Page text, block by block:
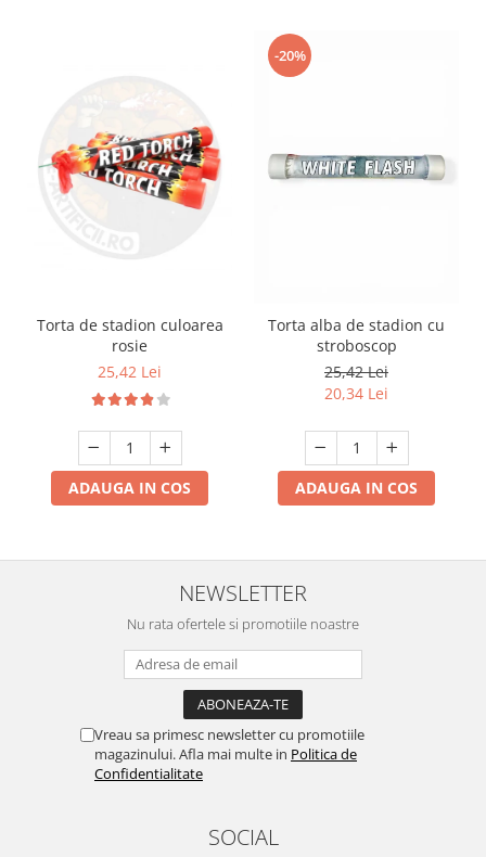
Torta de stadion culoarea
rosie
25,42 Lei
ADAUGA IN COS
-20%
Torta alba de stadion cu
stroboscop
25,42 Lei
20,34 Lei
ADAUGA IN COS
NEWSLETTER
Nu rata ofertele si promotiile noastre
Vreau sa primesc newsletter cu promotiile
magazinului. Afla mai multe in Politica de
Confidentialitate
SOCIAL